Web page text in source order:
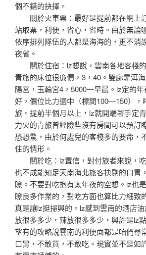
個不錯的抉擇。
關於火車票：最好是提前都在網上
站取票，利便，省心，省時。由於無論
依序排列隊伍的人都是海海的，更不消
夜省。
關於住宿：lz想說，雲南各地客棧的
青旅的床位很廉價，3，40。雙廊靠洱
陽宮，玉輪宮4，5000一早晨。lz定的
好，價位比力適中（標間100—150），
旅。提前半個月以上，lz就開端著手定
力火的青旅曾經險些沒有房間可以預訂
恐恐驚，由於何處兒的客棧多的要命，
住的情形。
關於吃：lz置信，對付旅者來說，
也不成能知足天南海北旅客抉剔的口胃
瞭。不要對吃抱有太年夜的空想。lz也
瞭良多作業的，對吃方面也算比力細致
真是讓lz挺掃興的。lz感到雲南的酒店
放很多多少，辣放很多多少，興許是lz
望有的攻略說雲南的利便面都是咱們尋
口胃，不敢買，不敢吃。現實並不是如